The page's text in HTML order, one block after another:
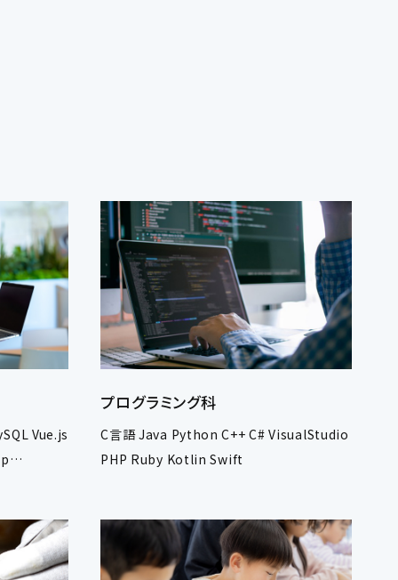
Vue.js
プログラミング科
C言語 Java Python C++ C# VisualStudio
PHP Ruby Kotlin Swift